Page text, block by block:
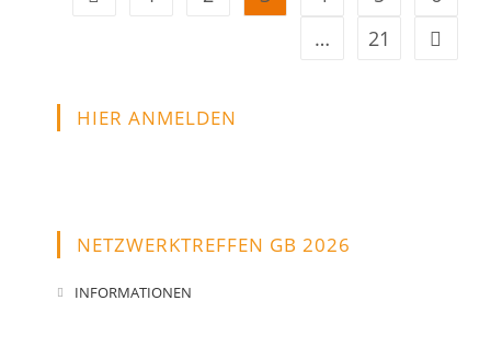
…
21 Zur
HIER ANMELDEN
NETZWERKTREFFEN GB 2026
INFORMATIONEN